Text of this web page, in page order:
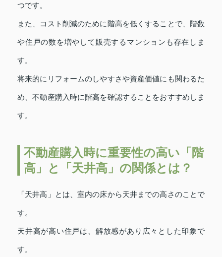
つです。
また、コスト削減のために階高を低くすることで、階数
や住戸の数を増やして販売するマンションも存在しま
す。
将来的にリフォームのしやすさや資産価値にも関わるた
め、不動産購入時に階高を確認することをおすすめしま
す。
不動産購入時に重要性の高い「階
高」と「天井高」の関係とは？
「天井高」とは、室内の床から天井までの高さのことで
す。
天井高が高い住戸は、解放感があり広々とした印象で
す。